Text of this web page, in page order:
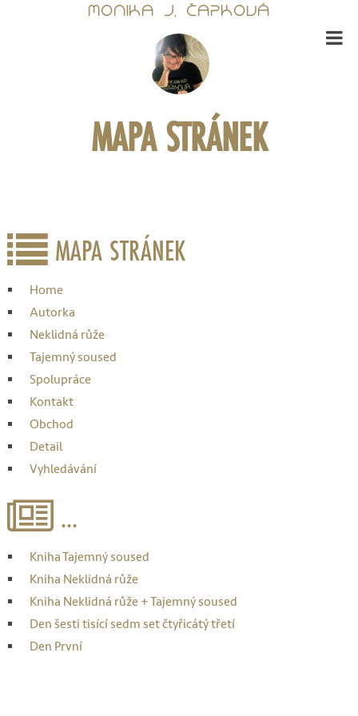
MONIKA J. ČAPKOVÁ
MAPA STRÁNEK
MAPA STRÁNEK
Home
Autorka
Neklidná růže
Tajemný soused
Spolupráce
Kontakt
Obchod
Detail
Vyhledávání
...
Kniha Tajemný soused
Kniha Neklidná růže
Kniha Neklidná růže + Tajemný soused
Den šesti tisící sedm set čtyřicátý třetí
Den První